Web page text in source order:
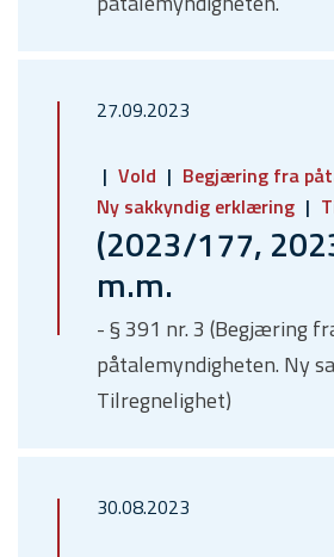
27.09.2023
Vold
Begjæring fra
Ny sakkyndig erklæring
(2023/177,
m.m.
- § 391 nr. 3 (Begjæring
påtalemyndigheten. Ny
Tilregnelighet)
30.08.2023